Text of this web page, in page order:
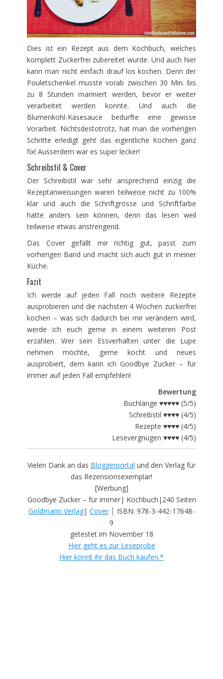
Dies ist ein Rezept aus dem Kochbuch, welches
komplett Zuckerfrei zubereitet wurde. Und auch hier
kann man nicht einfach drauf los kochen. Denn der
Pouletschenkel musste vorab zwischen 30 Min. bis
zu 8 Stunden mariniert werden, bevor er weiter
verarbeitet werden konnte. Und auch die
Blumenkohl-Käsesauce bedurfte eine gewisse
Vorarbeit. Nichtsdestotrotz, hat man die vorherigen
Schritte erledigt geht das eigentliche Kochen ganz
fix! Ausserdem war es super lecker!
Schreibstil & Cover
Der Schreibstil war sehr ansprechend einzig die
Rezeptanweisungen waren teilweise nicht zu 100%
klar und auch die Schriftgrösse und Schriftfarbe
hätte anders sein können, denn das lesen weil
teilweise etwas anstrengend.
Das Cover gefällt mir richtig gut, passt zum
vorherigen Band und macht sich auch gut in meiner
Küche.
Fazit
Ich werde auf jeden Fall noch weitere Rezepte
ausprobieren und die nächsten 4 Wochen zuckerfrei
kochen – was sich dadurch bei mir verändern wird,
werde ich euch gerne in einem weiteren Post
erzählen. Wer sein Essverhalten unter die Lupe
nehmen möchte, gerne kocht und neues
ausprobiert, dem kann ich Goodbye Zucker – für
immer auf jeden Fall empfehlen!
Bewertung
Buchlänge ♥♥♥♥♥ (5/5)
Schreibstil ♥♥♥♥ (4/5)
Rezepte ♥♥♥♥ (4/5)
Lesevergnügen ♥♥♥♥ (4/5)
Vielen Dank an das Bloggerportal und den Verlag für
das Rezensionsexemplar!
[Werbung]
Goodbye Zucker – für immer| Kochbuch|240 Seiten
Goldmann Verlag| Cover | ISBN: 978-3-442-17648-
9
getestet im November 18
Hier geht es zur Leseprobe
Hier könnt ihr das Buch kaufen.*